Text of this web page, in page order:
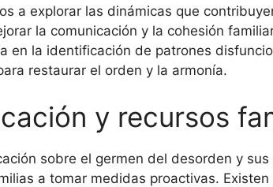
a explorar las dinámicas que
la comunicación y la cohesión
en la identificación de patrones
restaurar el orden y la armonía.
y recursos
sobre el germen del desorden y
a tomar medidas proactivas.